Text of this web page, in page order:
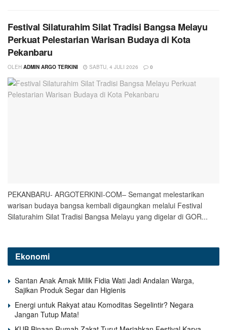
Festival Silaturahim Silat Tradisi Bangsa Melayu
Perkuat Pelestarian Warisan Budaya di Kota
Pekanbaru
OLEH ADMIN ARGO TERKINI SABTU, 4 JULI 2026 0
PEKANBARU- ARGOTERKINI-COM– Semangat melestarikan
warisan budaya bangsa kembali digaungkan melalui Festival
Silaturahim Silat Tradisi Bangsa Melayu yang digelar di GOR...
Ekonomi
Santan Anak Amak Milik Fidia Wati Jadi Andalan Warga,
Sajikan Produk Segar dan Higienis
Energi untuk Rakyat atau Komoditas Segelintir? Negara
Jangan Tutup Mata!